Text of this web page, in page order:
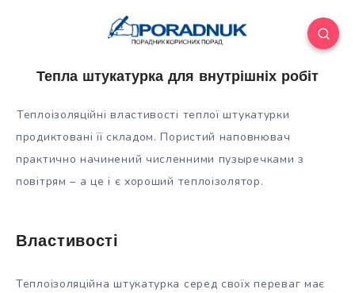
Тепла штукатурка для внутрішніх робіт
Теплоізоляційні властивості теплої штукатурки
продиктовані її складом. Пористий наповнювач
практично начинений численними пузыречками з
повітрям – а це і є хороший теплоізолятор.
Властивості
Теплоізоляційна штукатурка серед своїх переваг має